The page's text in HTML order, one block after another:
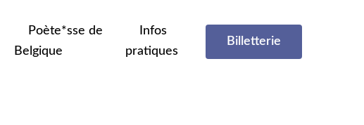
Poète*sse de
Belgique
Infos
pratiques
Billetterie